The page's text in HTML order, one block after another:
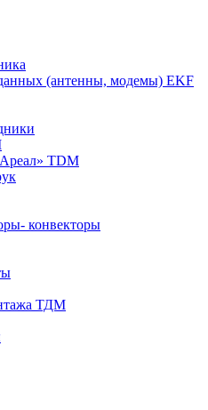
(антенны, модемы) EKF
TDM
конвекторы
ТДМ